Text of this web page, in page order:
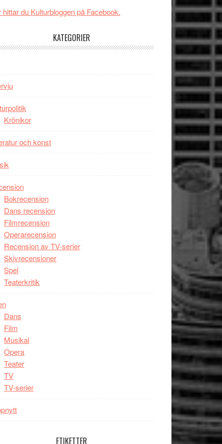
människans
imponerande
skådespelare
hittar du Kulturbloggen på Facebook.
KATEGORIER
Krönikor
och konst
Bokrecension
Dans recension
Filmrecension
Operarecension
Recension av TV-serier
Skivrecensioner
Spel
Teaterkritik
Dans
Film
Musikal
Opera
Teater
TV
TV-serier
ETIKETTER